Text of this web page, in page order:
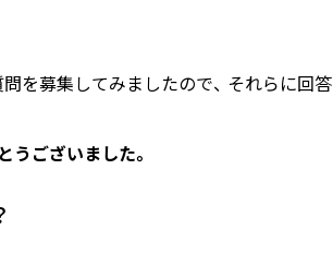
を募集してみましたので、 それらに回答
ございました。